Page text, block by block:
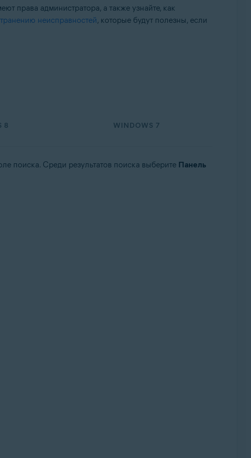
права администратора, а также узнайте, как
неисправностей, которые будут полезны, если
8 WINDOWS 7
поиска. Среди результатов поиска выберите Панель